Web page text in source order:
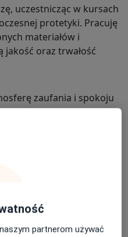
uczestnicząc w kursach
protetyki. Pracuję
materiałów i
oraz trwałość
zaufania i spokoju
u mnie komfortowo i
dokładnie wytłumaczyć
wątpliwości i
że dobra
leczenia.
partnerom używać